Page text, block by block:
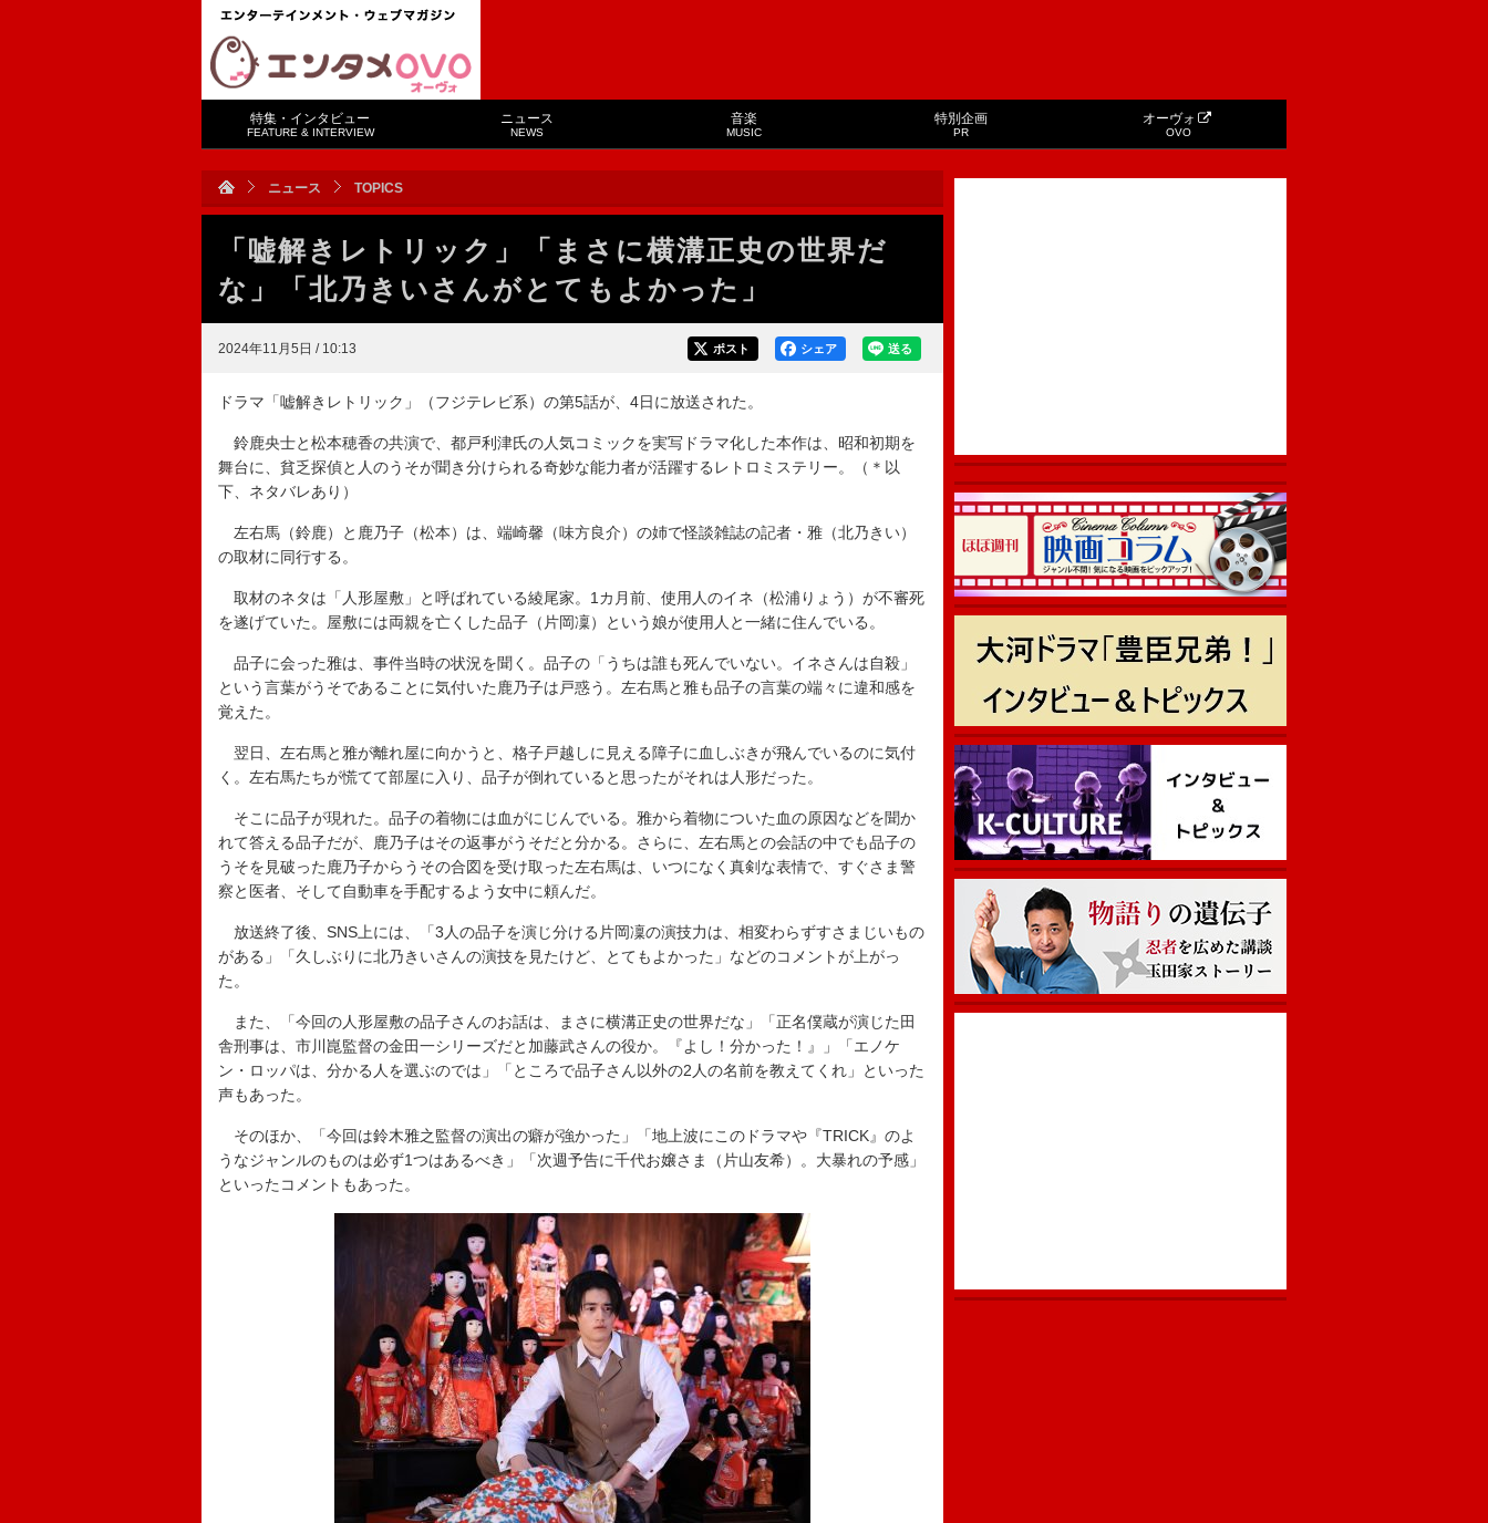
特集・インタビュー
FEATURE & INTERVIEW
ニュース
NEWS
音楽
MUSIC
特別企画
PR
オーヴォ
OVO
ニュース TOPICS
「嘘解きレトリック」「まさに横溝正史の世界だ
な」「北乃きいさんがとてもよかった」
2024年11月5日 / 10:13 送る
シェア
ポスト
ドラマ「嘘解きレトリック」（フジテレビ系）の第5話が、4日に放送された。
鈴鹿央士と松本穂香の共演で、都戸利津氏の人気コミックを実写ドラマ化した本作は、昭和初期を
舞台に、貧乏探偵と人のうそが聞き分けられる奇妙な能力者が活躍するレトロミステリー。（＊以
下、ネタバレあり）
左右馬（鈴鹿）と鹿乃子（松本）は、端崎馨（味方良介）の姉で怪談雑誌の記者・雅（北乃きい）
の取材に同行する。
取材のネタは「人形屋敷」と呼ばれている綾尾家。1カ月前、使用人のイネ（松浦りょう）が不審死
を遂げていた。屋敷には両親を亡くした品子（片岡凜）という娘が使用人と一緒に住んでいる。
品子に会った雅は、事件当時の状況を聞く。品子の「うちは誰も死んでいない。イネさんは自殺」
という言葉がうそであることに気付いた鹿乃子は戸惑う。左右馬と雅も品子の言葉の端々に違和感を
覚えた。
翌日、左右馬と雅が離れ屋に向かうと、格子戸越しに見える障子に血しぶきが飛んでいるのに気付
く。左右馬たちが慌てて部屋に入り、品子が倒れていると思ったがそれは人形だった。
そこに品子が現れた。品子の着物には血がにじんでいる。雅から着物についた血の原因などを聞か
れて答える品子だが、鹿乃子はその返事がうそだと分かる。さらに、左右馬との会話の中でも品子の
うそを見破った鹿乃子からうその合図を受け取った左右馬は、いつになく真剣な表情で、すぐさま警
察と医者、そして自動車を手配するよう女中に頼んだ。
放送終了後、SNS上には、「3人の品子を演じ分ける片岡凜の演技力は、相変わらずすさまじいもの
がある」「久しぶりに北乃きいさんの演技を見たけど、とてもよかった」などのコメントが上がっ
た。
また、「今回の人形屋敷の品子さんのお話は、まさに横溝正史の世界だな」「正名僕蔵が演じた田
舎刑事は、市川崑監督の金田一シリーズだと加藤武さんの役か。『よし！分かった！』」「エノケ
ン・ロッパは、分かる人を選ぶのでは」「ところで品子さん以外の2人の名前を教えてくれ」といった
声もあった。
そのほか、「今回は鈴木雅之監督の演出の癖が強かった」「地上波にこのドラマや『TRICK』のよ
うなジャンルのものは必ず1つはあるべき」「次週予告に千代お嬢さま（片山友希）。大暴れの予感」
といったコメントもあった。